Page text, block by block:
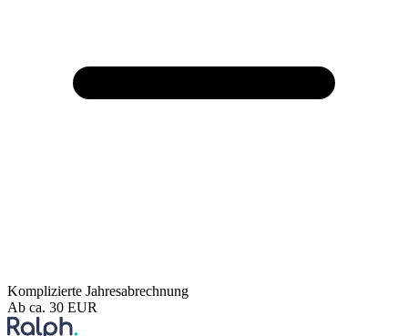
Komplizierte Jahresabrechnung
Ab ca. 30 EUR